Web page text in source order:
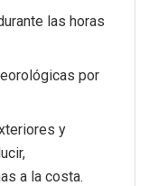
las horas
por
y
a la costa.